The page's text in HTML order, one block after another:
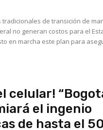
de transición de
no generan costos para el
en marcha este plan para
celular!
el ingenio
de hasta el